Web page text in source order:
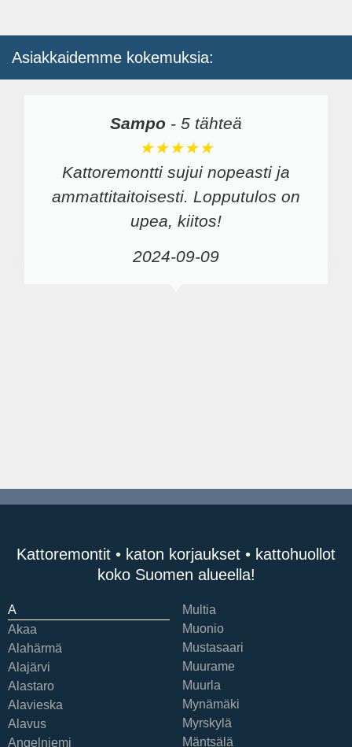
Asiakkaidemme kokemuksia:
Sampo - 5 tähteä
★★★★★
Kattoremontti sujui nopeasti ja
ammattitaitoisesti. Lopputulos on
upea, kiitos!
2024-09-09
Kattoremontit • katon korjaukset • kattohuollot
koko Suomen alueella!
A
Akaa
Alahärmä
Alajärvi
Alastaro
Alavieska
Alavus
Angelniemi
Multia
Muonio
Mustasaari
Muurame
Muurla
Mynämäki
Myrskylä
Mäntsälä